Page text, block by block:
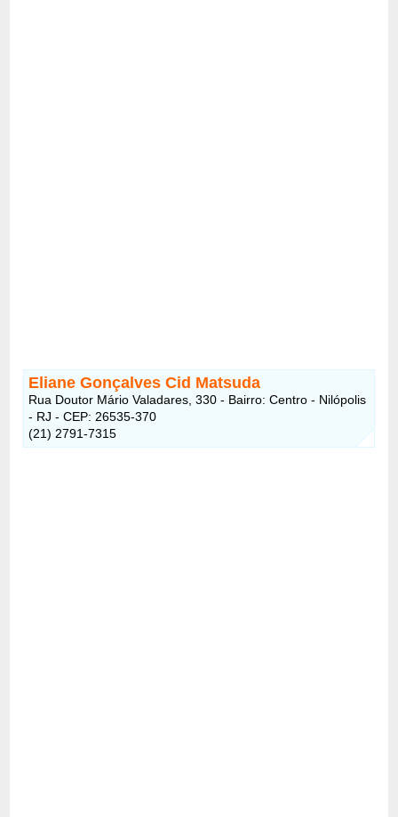
Eliane Gonçalves Cid Matsuda
Rua Doutor Mário Valadares, 330 - Bairro: Centro - Nilópolis
- RJ - CEP: 26535-370
(21) 2791-7315